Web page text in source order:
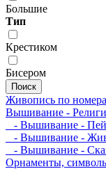
Большие
Тип
Крестиком
Бисером
Поиск
Живопись по
Вышивание -
- Вышивание -
- Вышивание -
- Вышивание -
Орнаменты,